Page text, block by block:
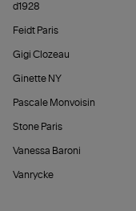
d1928
Feidt Paris
Gigi Clozeau
Ginette NY
Pascale Monvoisin
Stone Paris
Vanessa Baroni
Vanrycke